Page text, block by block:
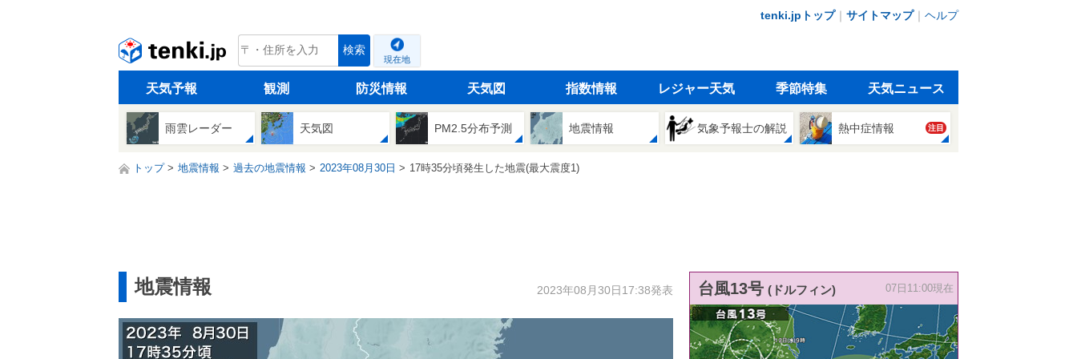
tenki.jpトップ｜ サイトマップ｜ ヘルプ
tenki.jp 検索
現在地
天気予報 観測 防災情報 天気図 指数情報 レジャー天気 季節特集 天気ニュース
雨雲レーダー 天気図 PM2.5分布予測 地震情報 気象予報士の解説 熱中症情報 注目
トップ 地震情報 過去の地震情報 2023年08月30日 17時35分頃発生した地震(最大震度1)
地震情報 2023年08月30日17:38発表 台風13号 (ドルフィン) 07日11:00現在